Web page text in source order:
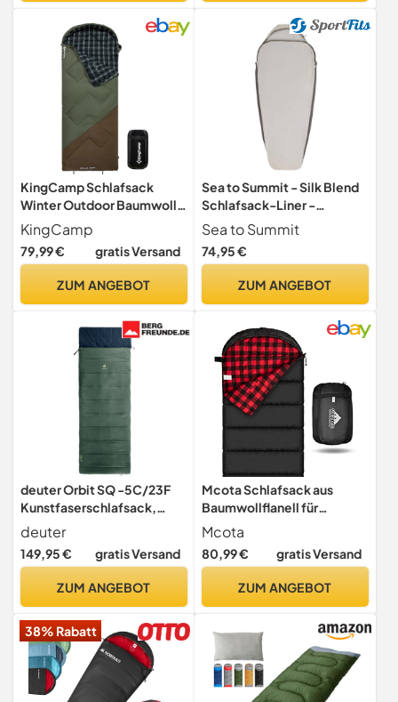
KingCamp Schlafsack
Winter Outdoor Baumwolle
Warmer Deckenschlafsack
Tragbar Leicht 3-4
Jahreszeiten Camping
Erwachsenen beim
(Grün/Braun, L Zip)
KingCamp
79,99 € gratis Versand
ZUM ANGEBOT
Sea to Summit - Silk Blend
Schlafsack-Liner -
Compact Mummy -
Thermolite für Thermo-
Boost - Leicht - Weiche
Aufbewahrungstasche - Für
Grey - 130 g
Sea to Summit
74,95 €
ZUM ANGEBOT
deuter Orbit SQ -5C/23F
Kunstfaserschlafsack,
Deckenschlafsack
deuter
149,95 € gratis Versand
ZUM ANGEBOT
Mcota Schlafsack aus
Baumwollflanell für
Erwachsene, Futter aus
100% Baumwolle,
Schlafsack für Camping,
tragbar, 3 bis 4 Jahreszeiten
(schwarz/rot (1,6
Mcota
80,99 € gratis Versand
ZUM ANGEBOT
38% Rabatt